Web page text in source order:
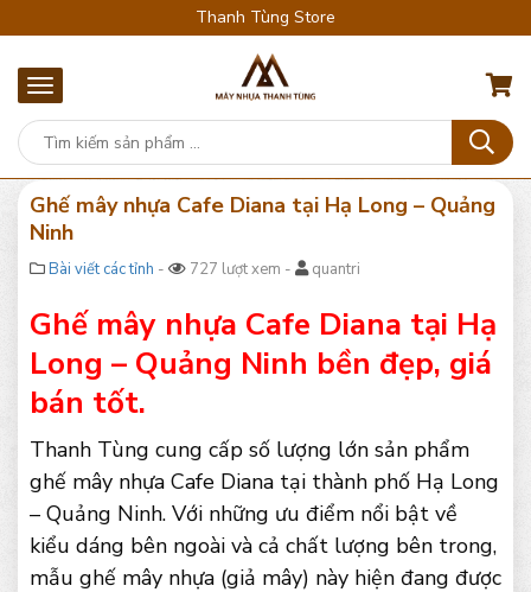
Thanh Tùng Store
Ghế mây nhựa Cafe Diana tại Hạ Long – Quảng
Ninh
Bài viết các tỉnh - 727 lượt xem - quantri
Ghế mây nhựa Cafe Diana tại Hạ
Long – Quảng Ninh bền đẹp, giá
bán tốt.
Thanh Tùng cung cấp số lượng lớn sản phẩm
ghế mây nhựa Cafe Diana tại thành phố Hạ Long
– Quảng Ninh. Với những ưu điểm nổi bật về
kiểu dáng bên ngoài và cả chất lượng bên trong,
mẫu ghế mây nhựa (giả mây) này hiện đang được